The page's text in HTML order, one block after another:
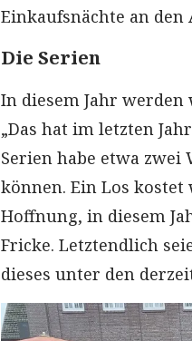
Einkaufsnächte an den
Die Serien
In diesem Jahr werden
„Das hat im letzten
Serien habe etwa
können. Ein Los
Hoffnung, in diesem
Fricke. Letztendlich
dieses unter den